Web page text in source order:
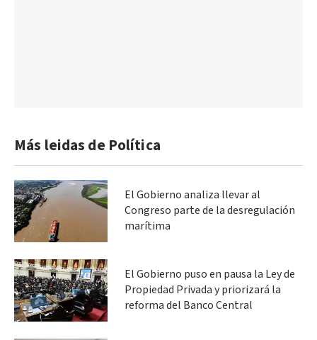
Más leidas de Política
El Gobierno analiza llevar al
Congreso parte de la desregulación
marítima
El Gobierno puso en pausa la Ley de
Propiedad Privada y priorizará la
reforma del Banco Central